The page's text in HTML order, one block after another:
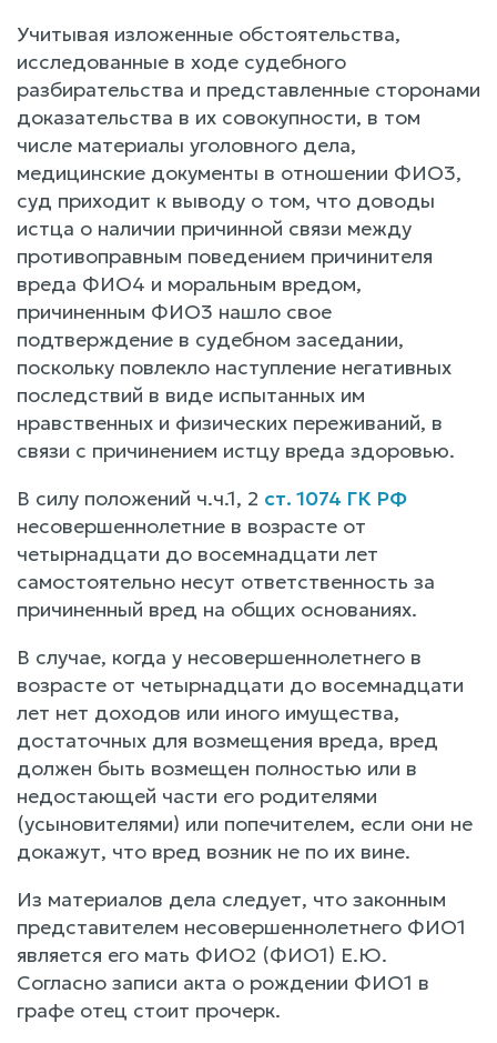
Учитывая изложенные обстоятельства,
исследованные в ходе судебного
разбирательства и представленные сторонами
доказательства в их совокупности, в том
числе материалы уголовного дела,
медицинские документы в отношении ФИО3,
суд приходит к выводу о том, что доводы
истца о наличии причинной связи между
противоправным поведением причинителя
вреда ФИО4 и моральным вредом,
причиненным ФИО3 нашло свое
подтверждение в судебном заседании,
поскольку повлекло наступление негативных
последствий в виде испытанных им
нравственных и физических переживаний, в
связи с причинением истцу вреда здоровью.
В силу положений ч.ч.1, 2 ст. 1074 ГК РФ
несовершеннолетние в возрасте от
четырнадцати до восемнадцати лет
самостоятельно несут ответственность за
причиненный вред на общих основаниях.
В случае, когда у несовершеннолетнего в
возрасте от четырнадцати до восемнадцати
лет нет доходов или иного имущества,
достаточных для возмещения вреда, вред
должен быть возмещен полностью или в
недостающей части его родителями
(усыновителями) или попечителем, если они не
докажут, что вред возник не по их вине.
Из материалов дела следует, что законным
представителем несовершеннолетнего ФИО1
является его мать ФИО2 (ФИО1) Е.Ю.
Согласно записи акта о рождении ФИО1 в
графе отец стоит прочерк.